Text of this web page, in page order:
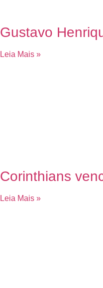
Gustavo
Leia Mais »
Corinthians
Leia Mais »